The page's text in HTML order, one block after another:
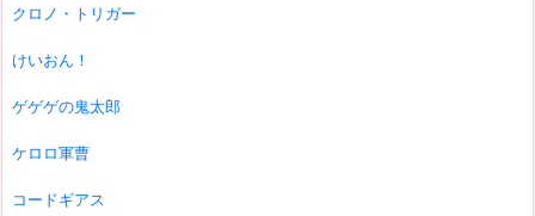
クロノ・トリガー
けいおん！
ゲゲゲの鬼太郎
ケロロ軍曹
コードギアス